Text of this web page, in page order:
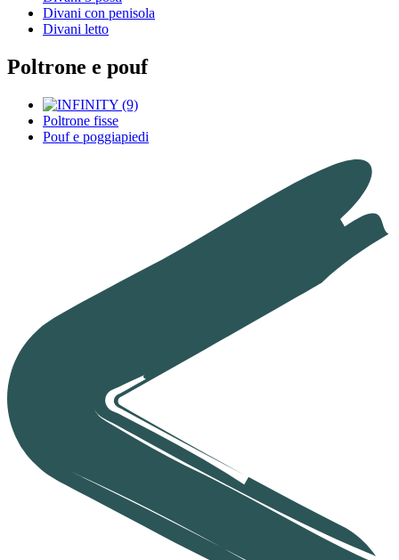
Divani con penisola
Divani letto
Poltrone e pouf
Poltrone fisse
Pouf e poggiapiedi